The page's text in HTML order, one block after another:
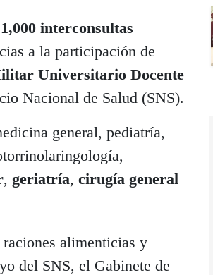
1,000 interconsultas
a la participación de
Universitario Docente
Nacional de Salud (SNS).
general, pediatría,
, geriatría, cirugía general
alimenticias y
del SNS, el Gabinete de